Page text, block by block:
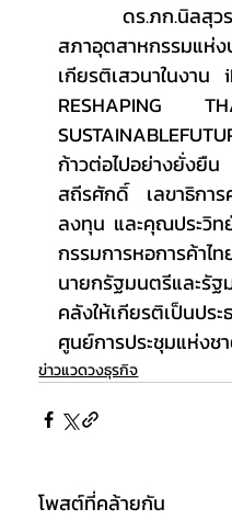
ดร.ภก.นิลสุวรร
สภาอุตสาหกรรมแห่ง
เกียรติเสวนาในงา
RESHAPING
ก้าวต่อไปอย่างยั่ง
สถีรศักดิ์ เลขาธิการ
ลงทุน และคุณประวิท
กรรมการหอการค้าไ
นายกรัฐมนตรีและรัฐ
คลังให้เกียรติเป็น
ศูนย์การประชุมแห่งช
ข่าวแวดวงธุรกิจ
โพสต์ที่คล้ายกัน